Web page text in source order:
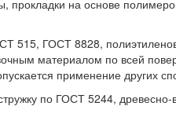
на основе
515, ГОСТ 8828,
материалом по всей
применение других
по ГОСТ 5244,